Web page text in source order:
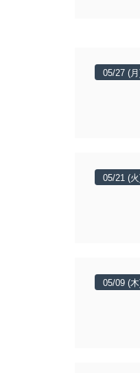
05/27 (
05/21 (
05/09 (